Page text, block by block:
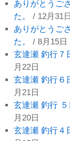
ありがとうご
た。
/ 12月31日
ありがとうご
た。
/ 8月15日
玄達瀬 釣行７
月22日
玄達瀬 釣行６
月21日
玄達瀬 釣行 ５
月20日
玄達瀬 釣行４